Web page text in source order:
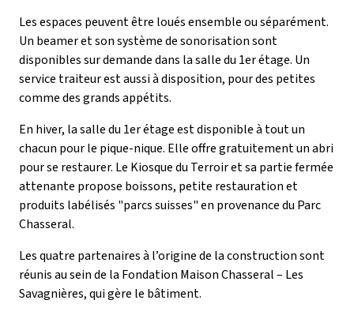
Les espaces peuvent être loués ensemble ou séparément.
Un beamer et son système de sonorisation sont
disponibles sur demande dans la salle du 1er étage. Un
service traiteur est aussi à disposition, pour des petites
comme des grands appétits.
En hiver, la salle du 1er étage est disponible à tout un
chacun pour le pique-nique. Elle offre gratuitement un abri
pour se restaurer. Le Kiosque du Terroir et sa partie fermée
attenante propose boissons, petite restauration et
produits labélisés "parcs suisses" en provenance du Parc
Chasseral.
Les quatre partenaires à l’origine de la construction sont
réunis au sein de la Fondation Maison Chasseral – Les
Savagnières, qui gère le bâtiment.